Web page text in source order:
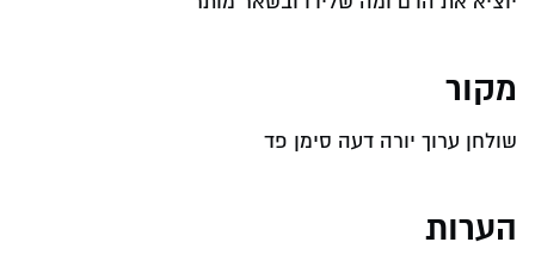
מקור
שולחן ערוך יורה דעה סימן פד
הערות